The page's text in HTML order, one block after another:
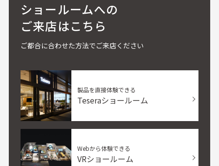
ショールームへの
ご来店はこちら
ご都合に合わせた方法でご来店ください
製品を直接体験できる
Teseraショールーム
Webから体験できる
VRショールーム